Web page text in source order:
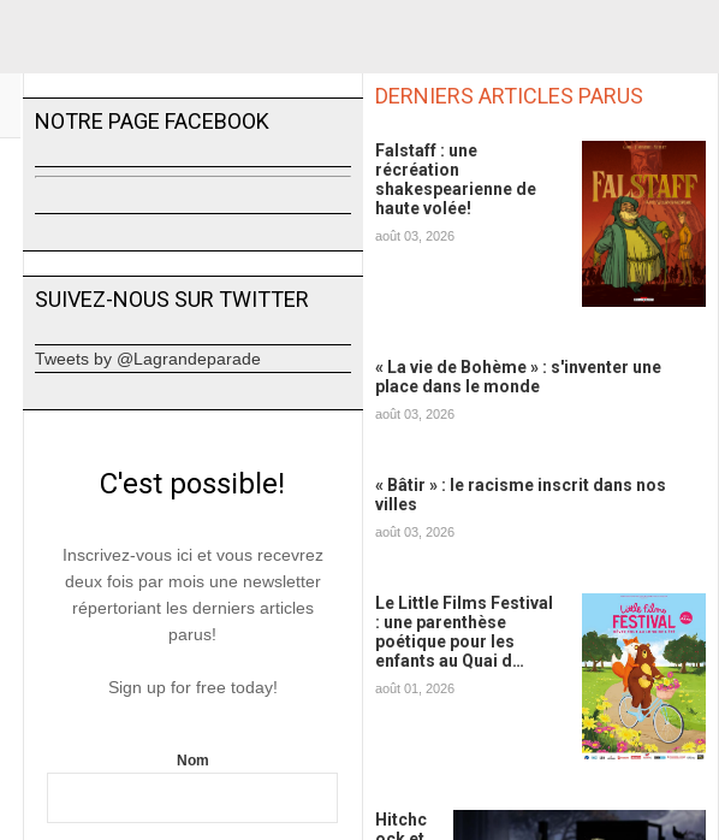
NOTRE PAGE FACEBOOK
SUIVEZ-NOUS SUR TWITTER
Tweets by @Lagrandeparade
C'est possible!
Inscrivez-vous ici et vous recevrez
deux fois par mois une newsletter
répertoriant les derniers articles
parus!
Sign up for free today!
Nom
DERNIERS ARTICLES PARUS
Falstaff : une
récréation
shakespearienne de
haute volée!
août 03, 2026
« La vie de Bohème » : s'inventer une
place dans le monde
août 03, 2026
« Bâtir » : le racisme inscrit dans nos
villes
août 03, 2026
Le Little Films Festival
: une parenthèse
poétique pour les
enfants au Quai d…
août 01, 2026
Hitchc